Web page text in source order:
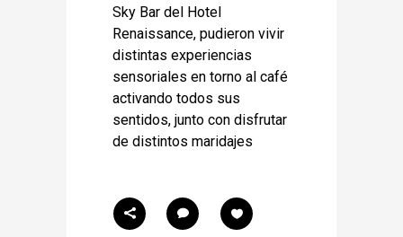
Sky Bar del Hotel
Renaissance, pudieron vivir
distintas experiencias
sensoriales en torno al café
activando todos sus
sentidos, junto con disfrutar
de distintos maridajes